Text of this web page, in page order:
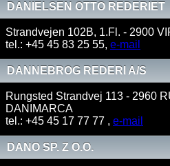
DANIELSEN OTTO REDERIET
Strandvejen 102B, 1.Fl. - 2900
tel.: +45 45 83 25 55, e-mail
DANNEBROG REDERI A/S
Rungsted Strandvej 113 - 2960
DANIMARCA
tel.: +45 45 17 77 77 , e-mail
DANO SP. Z O.O.